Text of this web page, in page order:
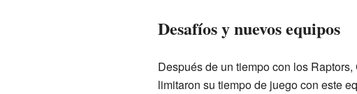
Desafíos y nuevos equipos
Después de un tiempo con los
limitaron su tiempo de juego con este